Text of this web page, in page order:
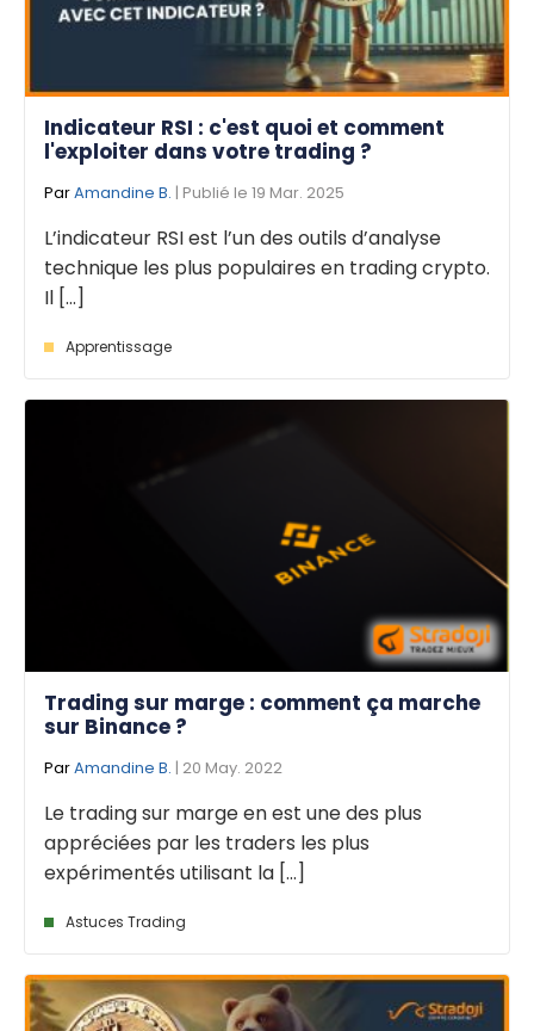
Indicateur RSI : c'est quoi et comment
l'exploiter dans votre trading ?
ParAmandine B. | Publié le 19 Mar. 2025
L’indicateur RSI est l’un des outils d’analyse
technique les plus populaires en trading crypto.
Il [...]
Apprentissage
Trading sur marge : comment ça marche
sur Binance ?
ParAmandine B. | 20 May. 2022
Le trading sur marge en est une des plus
appréciées par les traders les plus
expérimentés utilisant la [...]
Astuces Trading